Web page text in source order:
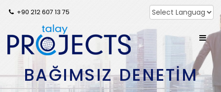
+90 212 607 13 75
BAĞIMSIZ DENETIM